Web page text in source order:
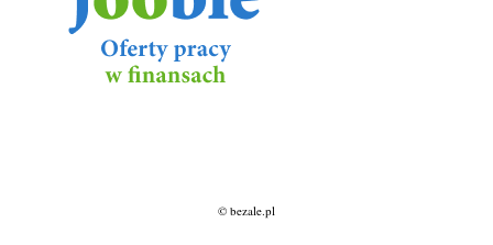
© bezale.pl